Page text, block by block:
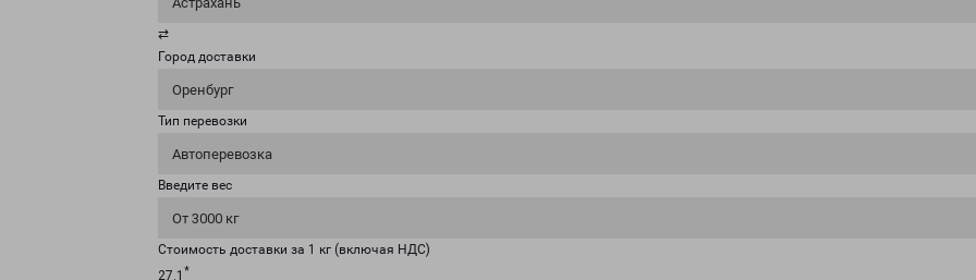
⇄
Город доставки
Оренбург
Тип перевозки
Автоперевозка
Введите вес
От 3000 кг
Стоимость доставки за 1 кг (включая НДС)
27.1 *